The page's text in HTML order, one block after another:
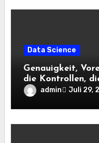
Data Science
Genauigkeit,
die Kontrollen,
benötigen |
admin Juli 29,